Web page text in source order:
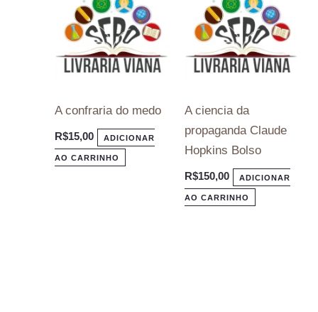
A confraria do medo
R$15,00 ADICIONAR
AO CARRINHO
A ciencia da
propaganda Claude
Hopkins Bolso
R$150,00 ADICIONAR
AO CARRINHO